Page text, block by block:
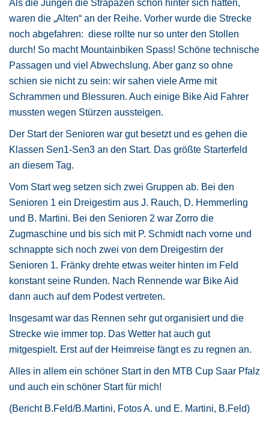
Als die Jungen die Strapazen schon hinter sich hatten,
waren die „Alten“ an der Reihe. Vorher wurde die Strecke
noch abgefahren: diese rollte nur so unter den Stollen
durch! So macht Mountainbiken Spass! Schöne technische
Passagen und viel Abwechslung. Aber ganz so ohne
schien sie nicht zu sein: wir sahen viele Arme mit
Schrammen und Blessuren. Auch einige Bike Aid Fahrer
mussten wegen Stürzen aussteigen.
Der Start der Senioren war gut besetzt und es gehen die
Klassen Sen1-Sen3 an den Start. Das größte Starterfeld
an diesem Tag.
Vom Start weg setzen sich zwei Gruppen ab. Bei den
Senioren 1 ein Dreigestirn aus J. Rauch, D. Hemmerling
und B. Martini. Bei den Senioren 2 war Zorro die
Zugmaschine und bis sich mit P. Schmidt nach vorne und
schnappte sich noch zwei von dem Dreigestirn der
Senioren 1. Fränky drehte etwas weiter hinten im Feld
konstant seine Runden. Nach Rennende war Bike Aid
dann auch auf dem Podest vertreten.
Insgesamt war das Rennen sehr gut organisiert und die
Strecke wie immer top. Das Wetter hat auch gut
mitgespielt. Erst auf der Heimreise fängt es zu regnen an.
Alles in allem ein schöner Start in den MTB Cup Saar Pfalz
und auch ein schöner Start für mich!
(Bericht B.Feld/B.Martini, Fotos A. und E. Martini, B.Feld)